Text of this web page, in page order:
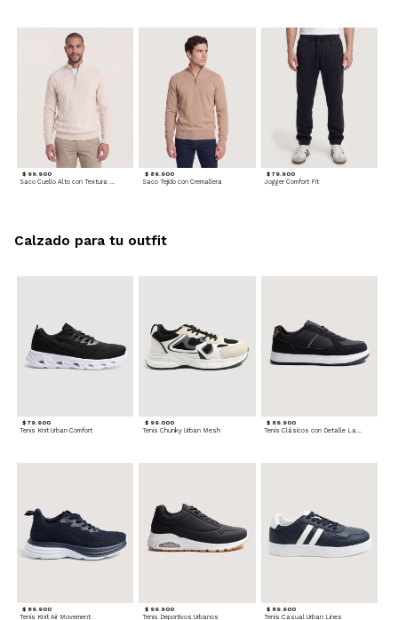
$ 99.900 $ 89.900
Saco Tejido con Cremallera
$ 79.900
Jogger Comfort Fit
$ 79.900
Tenis Knit Urban Comfort
$ 99.000
Tenis Chunky Urban Mesh
$ 89.900
$ 89.900
Tenis Knit Air Movement
$ 99.900
Tenis Deportivos Urbanos
$ 89.900
Tenis Casual Urban Lines
Calzado para tu outfit